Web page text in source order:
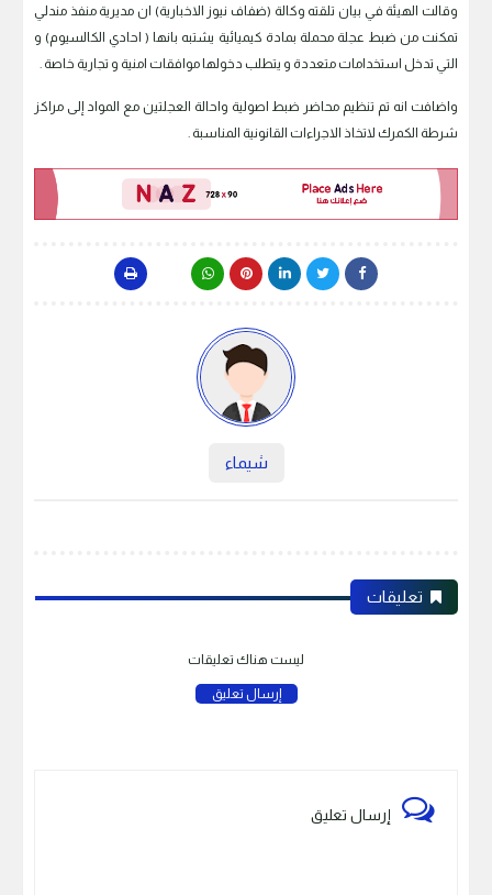
وقالت الهيئة في بيان تلقته وكالة (ضفاف نيوز الاخبارية) ان مديرية منفذ مندلي
تمكنت من ضبط عجلة محملة بمادة كيميائية يشتبه بانها ( احادي الكالسيوم) و
التي تدخل استخدامات متعددة و يتطلب دخولها موافقات امنية و تجارية خاصة .
واضافت انه تم تنظيم محاضر ضبط اصولية واحالة العجلتين مع المواد إلى مراكز
شرطة الكمرك لاتخاذ الاجراءات القانونية المناسبة .
شيماء
تعليقات
ليست هناك تعليقات
إرسال تعليق
إرسال تعليق